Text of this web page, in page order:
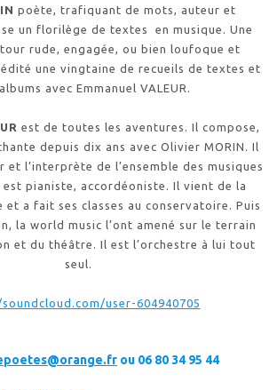
poète, trafiquant de mots, auteur et
un florilège de textes en musique. Une
rude, engagée, ou bien loufoque et
une vingtaine de recueils de textes et
avec Emmanuel VALEUR.
est de toutes les aventures. Il compose,
depuis dix ans avec Olivier MORIN. Il
et l’interprète de l’ensemble des musiques
est pianiste, accordéoniste. Il vient de la
et a fait ses classes au conservatoire. Puis
la world music l’ont amené sur le terrain
et du théâtre. Il est l’orchestre à lui tout
seul.
user-604940705
ou 06 80 34 95 44